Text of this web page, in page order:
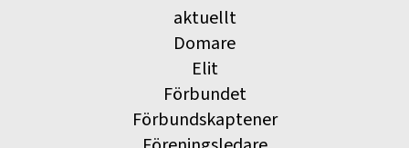
aktuellt
Domare
Elit
Förbundet
Förbundskaptener